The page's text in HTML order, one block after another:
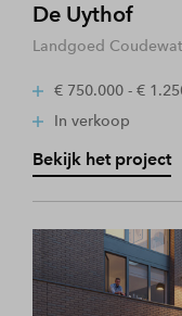
De Uythof
Landgoed
€ 750.000 - €
In verkoop
Bekijk het project